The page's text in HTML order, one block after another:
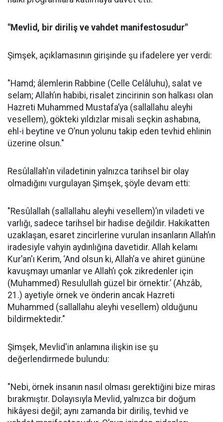
"Mevlid, bir diriliş ve vahdet manifestosudur"
Şimşek, açıklamasının girişinde şu ifadelere yer verdi:
"Hamd; âlemlerin Rabbine (Celle Celâluhu), salat ve
selam; Allah’ın habibi, risalet zincirinin son halkası olan
Hazreti Muhammed Mustafa’ya (sallallahu aleyhi
vesellem), gökteki yıldızlar misali seçkin ashabına,
ehl-i beytine ve O’nun yolunu takip eden tevhid ehlinin
üzerine olsun."
Resûlallah'ın viladetinin yalnızca tarihsel bir olay
olmadığını vurgulayan Şimşek, şöyle devam etti:
"Resûlallah (sallallahu aleyhi vesellem)’ın viladeti ve
varlığı, sadece tarihsel bir hadise değildir. Hakikatten
uzaklaşan, esaret zincirlerine vurulan insanların Allah’ın
iradesiyle vahyin aydınlığına davetidir. Allah kelamı
Kur’an'ı Kerim, ‘And olsun ki, Allah’a ve ahiret gününe
kavuşmayı umanlar ve Allah’ı çok zikredenler için
(Muhammed) Resulullah güzel bir örnektir.’ (Ahzâb,
21.) ayetiyle örnek ve önderin ancak Hazreti
Muhammed (sallallahu aleyhi vesellem) olduğunu
bildirmektedir."
Şimşek, Mevlid'in anlamına ilişkin ise şu
değerlendirmede bulundu:
"Nebi, örnek insanın nasıl olması gerektiğini bize miras
bırakmıştır. Dolayısıyla Mevlid, yalnızca bir doğum
hikâyesi değil; aynı zamanda bir diriliş, tevhid ve